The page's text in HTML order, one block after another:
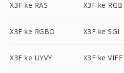
X3F ke RAS X3F ke RGB
X3F ke RGBO X3F ke SGI
X3F ke UYVY X3F ke VIFF